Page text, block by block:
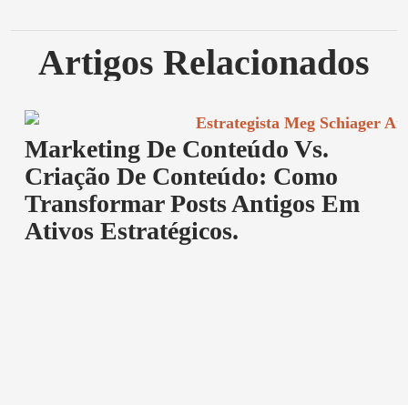
Artigos Relacionados
Marketing De Conteúdo Vs.
Criação De Conteúdo: Como
Transformar Posts Antigos Em
Ativos Estratégicos.